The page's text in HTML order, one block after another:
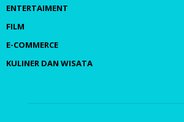
ENTERTAIMENT
FILM
E-COMMERCE
KULINER DAN WISATA